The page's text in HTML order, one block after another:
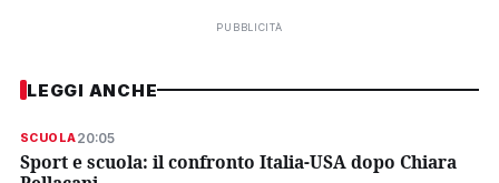
PUBBLICITÀ
LEGGI ANCHE
SCUOLA20:05
Sport e scuola: il confronto Italia-USA dopo Chiara